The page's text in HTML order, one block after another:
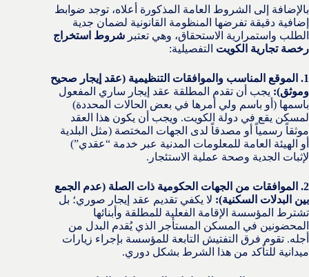
بالإضافة إلى الشروط العامة المذكورة أعلاه، توجد ضوابط
إضافية دقيقة تفرضها المنظومة القانونية لضمان جدية
الطلب واستمرارية الاستحقاق، وهي تعتبر شروط استخراج
رخصة تجارية الكويت التفصيلية:
1. الموقع المناسب والموافقات التنظيمية (عقد إيجار صحيح
وموثق): يجب أن تقدم المطلقة عقد إيجار ساري المفعول
باسمها (أو باسم ولي أمرها في بعض الحالات المحددة)
لمسكن يقع في دولة الكويت. ويجب أن يكون هذا العقد
موثقاً رسمياً أو مصدقاً لدى الجهات المختصة (مثل البلدية
أو الهيئة العامة للمعلومات المدنية عبر خدمة “عقدي”)
لإثبات الجدية وصحة عملية الاستئجار.
2. الموافقات من الجهات الحكومية ذات الصلة (عدم الجمع
بين البدلات السكنية): لا يكفي تقديم عقد إيجار صوري؛ بل
تشترط المؤسسة الإقامة الفعلية للمطلقة وأبنائها
المحضونين في المسكن المستأجر الذي يُقدم البدل من
أجله. تقوم فرق التفتيش التابعة للمؤسسة بإجراء زيارات
ميدانية للتأكد من هذا الشرط بشكل دوري.